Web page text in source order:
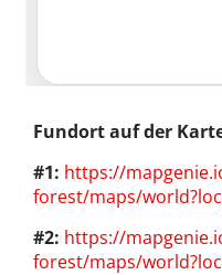
Fundort auf der
#1: https://
forest/maps/
#2: https://
forest/maps/